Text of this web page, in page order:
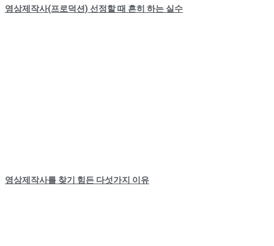
영상제작사(프로덕션) 선정할 때 흔히 하는 실수
영상제작사를 찾기 힘든 다섯가지 이유